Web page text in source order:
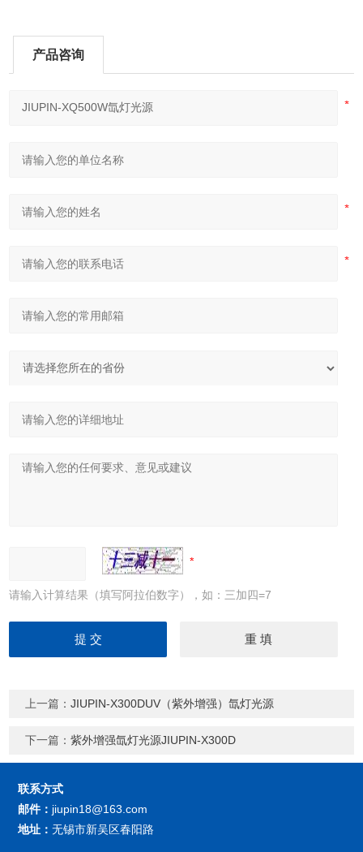
产品咨询
请输入计算结果（填写阿拉伯数字），如：三加四=7
上一篇：JIUPIN-X300DUV（紫外增强）氙灯光源
下一篇：紫外增强氙灯光源JIUPIN-X300D
联系方式
邮件： jiupin18@163.com
地址：无锡市新吴区春阳路